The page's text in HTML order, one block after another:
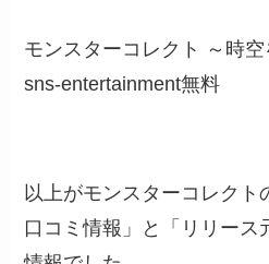
モンスターコレクト ～時
sns-entertainment無料
以上がモンスターコレクト
口コミ情報」と「リリース